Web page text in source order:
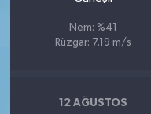
Nem: %41
Rüzgar: 7.19 m/s
12 AĞUSTOS